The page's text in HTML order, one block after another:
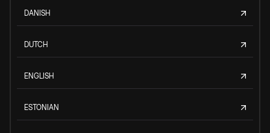
DANISH
DUTCH
ENGLISH
ESTONIAN